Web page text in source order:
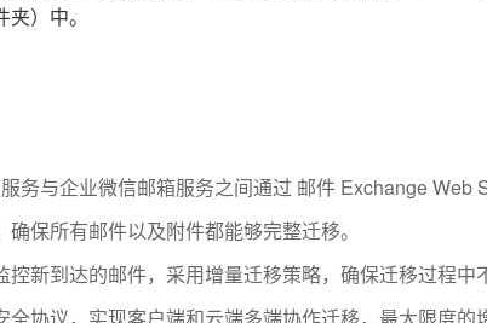
）中。
务与企业微信邮箱服务之间通过 邮件 Exchange Web
确保所有邮件以及附件都能够完整迁移。
控新到达的邮件，采用增量迁移策略，确保迁移过程中